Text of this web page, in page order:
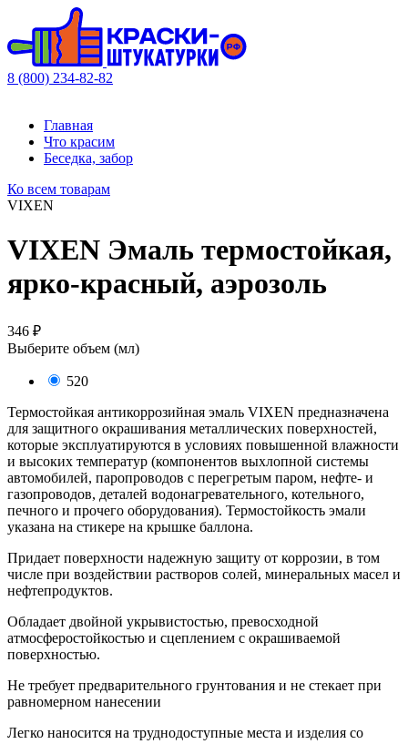
8 (800) 234-82-82
Главная
Что красим
Беседка, забор
Ко всем товарам
VIXEN
VIXEN Эмаль термостойкая,
ярко-красный, аэрозоль
346 ₽
Выберите объем (мл)
520
Термостойкая антикоррозийная эмаль VIXEN предназначена
для защитного окрашивания металлических поверхностей,
которые эксплуатируются в условиях повышенной влажности
и высоких температур (компонентов выхлопной системы
автомобилей, паропроводов с перегретым паром, нефте- и
газопроводов, деталей водонагревательного, котельного,
печного и прочего оборудования). Термостойкость эмали
указана на стикере на крышке баллона.
Придает поверхности надежную защиту от коррозии, в том
числе при воздействии растворов солей, минеральных масел и
нефтепродуктов.
Обладает двойной укрывистостью, превосходной
атмосферостойкостью и сцеплением с окрашиваемой
поверхностью.
Не требует предварительного грунтования и не стекает при
равномерном нанесении
Легко наносится на труднодоступные места и изделия со